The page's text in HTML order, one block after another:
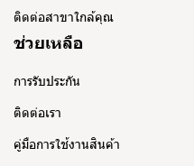
ติดต่อสาขาใกล้คุณ
ช่วยเหลือ
การรับประกัน
ติดต่อเรา
คู่มือการใช้งานสินค้า